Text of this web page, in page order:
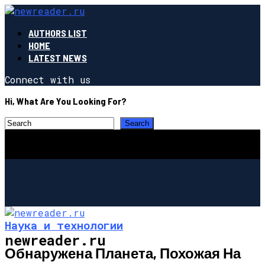
AUTHORS LIST
HOME
LATEST NEWS
Connect with us
Hi, What Are You Looking For?
newreader.ru
Наука и технологии
Обнаружена Планета, Похожая На